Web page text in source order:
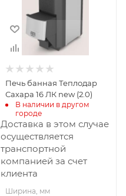
Высота, мм
785
Материал
Нержавеющая
сталь
Вид топлива
Дрова
Диаметр дымохода,
мм
115
Длина дров, мм
465
Печь банная Теплодар
Сахара 16 ЛК new (2.0)
В наличии в другом
городе
Доставка в этом случае
осуществляется
транспортной
компанией за счет
клиента
Ширина, мм